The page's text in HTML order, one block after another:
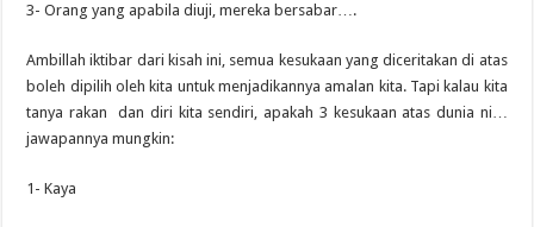
3- Orang yang apabila diuji, mereka bersabar….
Ambillah iktibar dari kisah ini, semua kesukaan yang diceritakan di atas
boleh dipilih oleh kita untuk menjadikannya amalan kita. Tapi kalau kita
tanya rakan dan diri kita sendiri, apakah 3 kesukaan atas dunia ni…
jawapannya mungkin:
1- Kaya